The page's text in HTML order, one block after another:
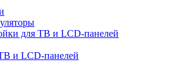
для ТВ и LCD-панелей
и LCD-панелей